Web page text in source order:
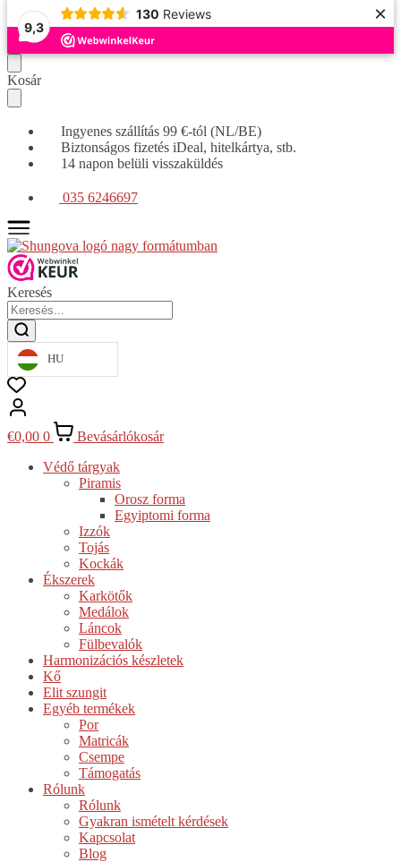
9,3
130 Reviews ×
Tovább
a
navigációhoz
Ugrás
a
tartalomra
Kosár
Ingyenes szállítás 99 €-tól (NL/BE)
Biztonságos fizetés iDeal, hitelkártya, stb.
14 napon belüli visszaküldés
035 6246697
Keresés
HU
€0,00 0
Bevásárlókosár
Védő tárgyak
Piramis
Orosz forma
Egyiptomi forma
Izzók
Tojás
Kockák
Ékszerek
Karkötők
Medálok
Láncok
Fülbevalók
Harmonizációs készletek
Kő
Elit szungit
Egyéb termékek
Por
Matricák
Csempe
Támogatás
Rólunk
Rólunk
Gyakran ismételt kérdések
Kapcsolat
Blog